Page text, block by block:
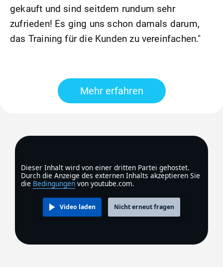
gekauft und sind seitdem rundum sehr
zufrieden! Es ging uns schon damals darum,
das Training für die Kunden zu vereinfachen."
Mehr erfahren
Dieser Inhalt wird von einer dritten Partei gehostet.
Durch die Anzeige des externen Inhalts akzeptieren Sie
die Bedingungen von youtube.com.
Video laden Nicht erneut fragen